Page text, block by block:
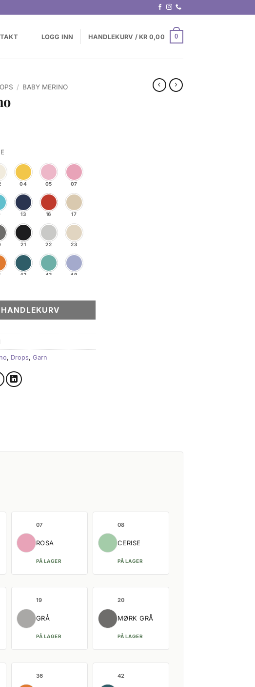
LOGG INN HANDLEKURV /KR 0,00 0
/ BABY MERINO
04 05 07
13 16 17
21 22 23
42 43 49
60 64 65
, Drops, Garn
07
ROSA
PÅ LAGER
08
CERISE
PÅ LAGER
19
GRÅ
PÅ LAGER
20
MØRK GRÅ
PÅ LAGER
36 42